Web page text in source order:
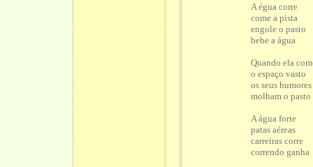
A égua corre
come a pista
engole o pasto
bebe a água
Quando ela
o espaço vasto
os seus humores
molham o pasto
A água forte
patas aéreas
carreiras corre
correndo ganha